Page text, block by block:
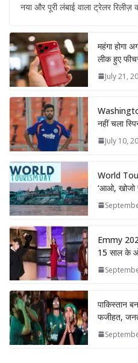
नया और पूरी लंबाई वाला ट्रेलर रिलीज़
महंगा होगा
लीक हुए
July 21,
नहीं चला
July 10,
World
‘आओ, खोजो
Emmy
15 साल के
पाकिस्तान
फजीहत,